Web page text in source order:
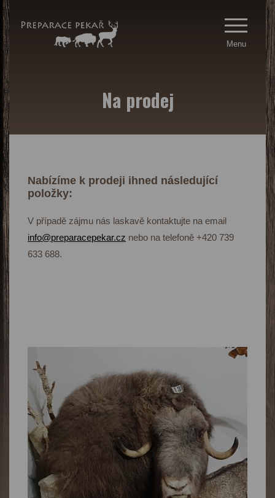
Menu
Na prodej
Nabízíme k prodeji ihned následující
položky:
V případě zájmu nás laskavě kontaktujte na email
info@preparacepekar.cz nebo na telefoně +420 739
633 688.